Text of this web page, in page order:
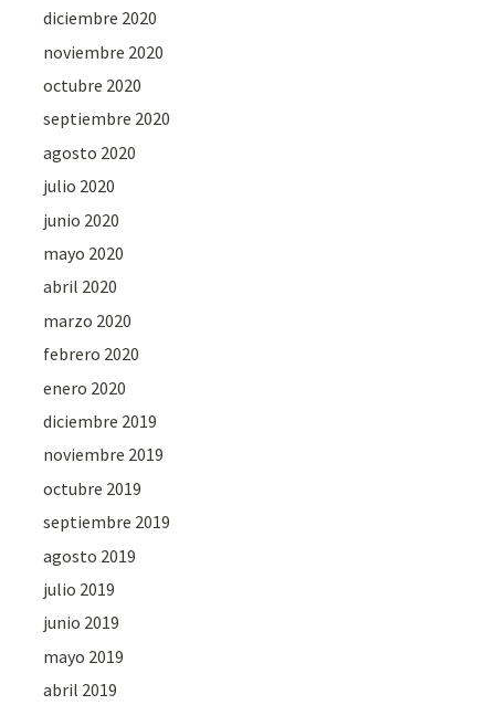
diciembre 2020
noviembre 2020
octubre 2020
septiembre 2020
agosto 2020
julio 2020
junio 2020
mayo 2020
abril 2020
marzo 2020
febrero 2020
enero 2020
diciembre 2019
noviembre 2019
octubre 2019
septiembre 2019
agosto 2019
julio 2019
junio 2019
mayo 2019
abril 2019